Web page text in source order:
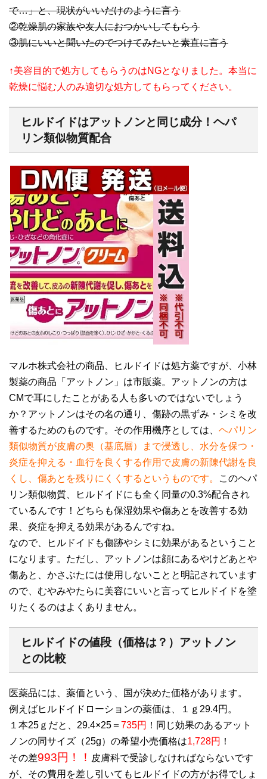
で…」と、現状がいいだけのように言う
②乾燥肌の家族や友人におつかいしてもらう
③肌にいいと聞いたのでつけてみたいと素直に言う
↑美容目的で処方してもらうのはNGとなりました。本当に
乾燥に悩む人のみ適切な処方してもらってください。
ヒルドイドはアットノンと同じ成分！ヘパ
リン類似物質配合
マルホ株式会社の商品、ヒルドイドは処方薬ですが、小林
製薬の商品「アットノン」は市販薬。アットノンの方は
CMで耳にしたことがある人も多いのではないでしょう
か？アットノンはその名の通り、傷跡の黒ずみ・シミを改
善するためのものです。その作用機序としては、 ヘパリン
類似物質が皮膚の奥（基底層）まで浸透し、水分を保つ・
炎症を抑える・血行を良くする作用で皮膚の新陳代謝を良
くし、傷あとを残りにくくするというものです。
このヘパ
リン類似物質、ヒルドイドにも全く同量の0.3%配合され
ているんです！どちらも保湿効果や傷あとを改善する効
果、炎症を抑える効果があるんですね。
なので、ヒルドイドも傷跡やシミに効果があるということ
になります。ただし、アットノンは顔にあるやけどあとや
傷あと、かさぶたには使用しないことと明記されています
ので、むやみやたらに美容にいいと言ってヒルドイドを塗
りたくるのはよくありません。
ヒルドイドの値段（価格は？）アットノン
との比較
医薬品には、薬価という、国が決めた価格があります。
例えばヒルドイドローションの薬価は、１ｇ29.4円。
１本25ｇだと、29.4×25＝ 735円 ！同じ効果のあるアット
ノンの同サイズ（25g）の希望小売価格は1,728円 ！
その差993円！！ 皮膚科で受診しなければならないです
が、その費用を差し引いてもヒルドイドの方がお得でしょ